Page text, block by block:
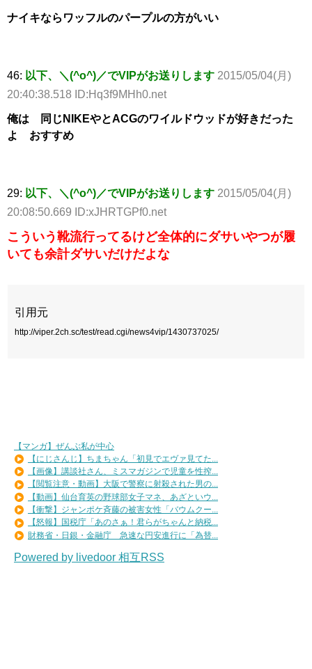
ナイキならワッフルのパープルの方がいい
46: 以下、＼(^o^)／でVIPがお送りします 2015/05/04(月)
20:40:38.518 ID:Hq3f9MHh0.net
俺は 同じNIKEやとACGのワイルドウッドが好きだった
よ おすすめ
29: 以下、＼(^o^)／でVIPがお送りします 2015/05/04(月)
20:08:50.669 ID:xJHRTGPf0.net
こういう靴流行ってるけど全体的にダサいやつが履
いても余計ダサいだけだよな
引用元
http://viper.2ch.sc/test/read.cgi/news4vip/1430737025/
【マンガ】ぜんぶ私が中心
【にじさんじ】ちまちゃん「初見でエヴァ見てた...
【画像】講談社さん、ミスマガジンで児童を性搾...
【閲覧注意・動画】大阪で警察に射殺された男の...
【動画】仙台育英の野球部女子マネ、あざといウ...
【衝撃】ジャンポケ斉藤の被害女性「バウムクー...
【怒報】国税庁「あのさぁ！君らがちゃんと納税...
財務省・日銀・金融庁 急速な円安進行に「為替...
Powered by livedoor 相互RSS